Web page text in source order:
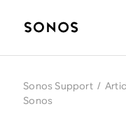
Sonos Support /
Sonos